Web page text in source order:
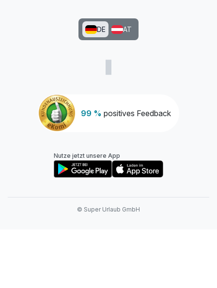
99 % positives Feedback
DE AT
Nutze jetzt unsere App
© Super Urlaub GmbH